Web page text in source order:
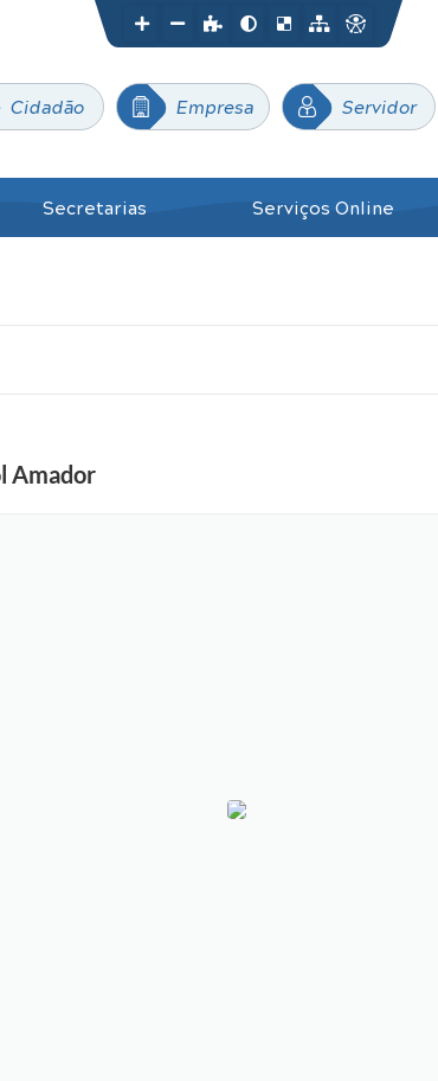
Cidadão Empresa Servidor
Secretarias Serviços Online
Amador